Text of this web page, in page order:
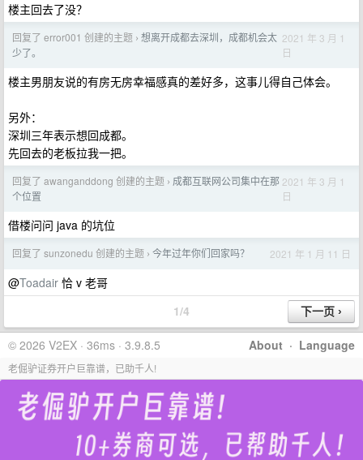
楼主回去了没？
回复了 error001 创建的主题 › 想离开成都去深圳，成都机会太
少了。
2021 年 3 月 1
日
楼主男朋友说的有房无房幸福感真的差好多，这事儿得自己体会。
另外：
深圳三年表示想回成都。
先回去的老板拉我一把。
回复了 awanganddong 创建的主题 › 成都互联网公司集中在那
个位置
2021 年 3 月 1
日
借楼问问 java 的坑位
回复了 sunzonedu 创建的主题 › 今年过年你们回家吗？ 2021 年 1 月 11 日
@Toadair 恰 v 老哥
1/4
About · Language
© 2026 V2EX · 36ms · 3.9.8.5
老倔驴证券开户巨靠谱，已助千人!